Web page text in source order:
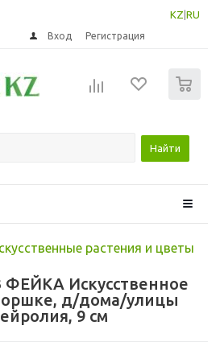
KZ RU
Вход Регистрация
Найти
растения и цветы
ФЕЙКА Искусственное
д/дома/улицы
9 см